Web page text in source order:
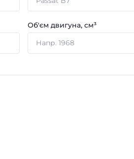
Об'єм двигуна, см³